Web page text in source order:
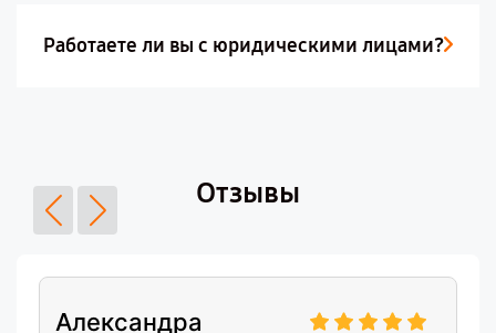
Работаете ли вы с юридическими лицами?
Отзывы
Александра